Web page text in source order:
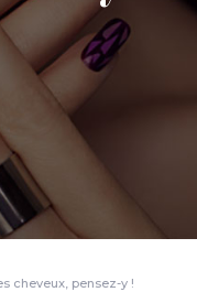
cheveux, pensez-y !